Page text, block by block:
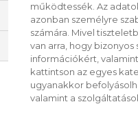
működtessék. Az
azonban személyre
számára. Mivel
van arra, hogy
információkért,
kattintson az egyes
ugyanakkor
valamint a